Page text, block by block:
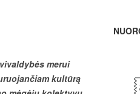
merui
kultūrą